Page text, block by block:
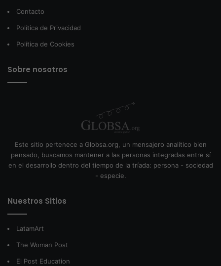
Contacto
Política de Privacidad
Política de Cookies
Sobre nosotros
Este sitio pertenece a Globsa.org, un mensajero analítico bien
pensado, buscamos mantener a las personas integradas entre sí
en el desarrollo dentro del tiempo de la tríada: persona - sociedad
- especie.
Nuestros Sitios
LatamArt
The Woman Post
El Post Education